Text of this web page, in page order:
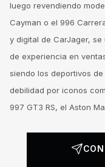
luego revendiendo
Cayman o el 996
y digital de CarJager,
de experiencia en
siendo los deportivos
debilidad por iconos
997 GT3 RS, el Aston